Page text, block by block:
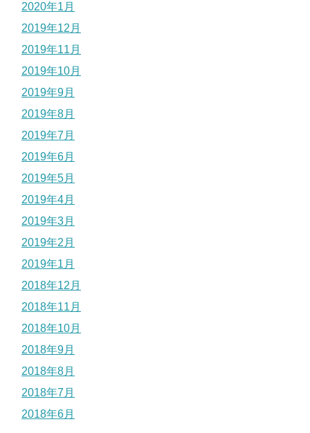
2020年1月
2019年12月
2019年11月
2019年10月
2019年9月
2019年8月
2019年7月
2019年6月
2019年5月
2019年4月
2019年3月
2019年2月
2019年1月
2018年12月
2018年11月
2018年10月
2018年9月
2018年8月
2018年7月
2018年6月